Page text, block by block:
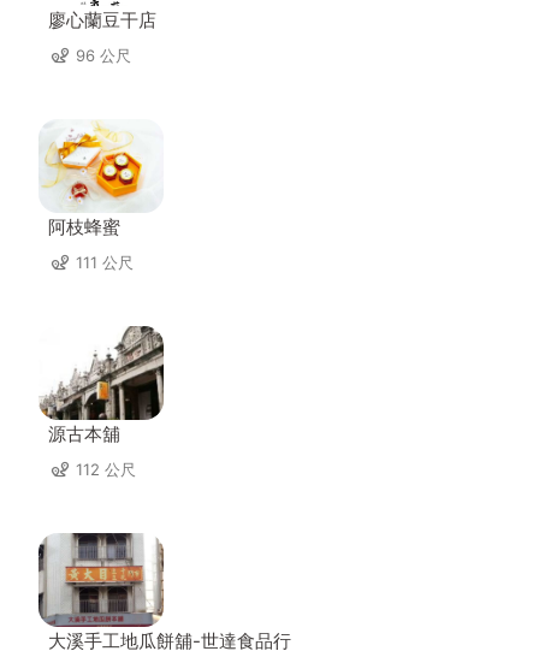
廖心蘭豆干店
96 公尺
阿枝蜂蜜
111 公尺
源古本舖
112 公尺
大溪手工地瓜餅舖-世達食品行